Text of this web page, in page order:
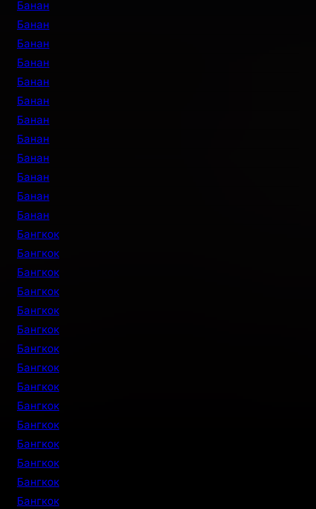
Банан
Банан
Банан
Банан
Банан
Банан
Банан
Банан
Банан
Банан
Банан
Банан
Бангкок
Бангкок
Бангкок
Бангкок
Бангкок
Бангкок
Бангкок
Бангкок
Бангкок
Бангкок
Бангкок
Бангкок
Бангкок
Бангкок
Бангкок